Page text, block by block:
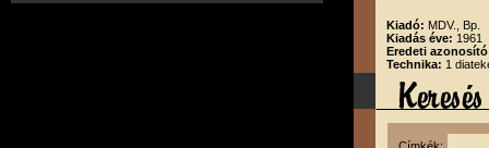
Kiadó: MDV., Bp.
Kiadás éve: 1961
Eredeti
Technika: 1